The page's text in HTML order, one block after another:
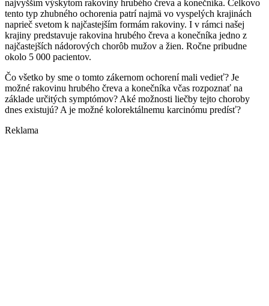
najvyšším výskytom rakoviny hrubého čreva a konečníka. Celkovo
tento typ zhubného ochorenia patrí najmä vo vyspelých krajinách
naprieč svetom k najčastejším formám rakoviny. I v rámci našej
krajiny predstavuje rakovina hrubého čreva a konečníka jedno z
najčastejších nádorových chorôb mužov a žien. Ročne pribudne
okolo 5 000 pacientov.
Čo všetko by sme o tomto zákernom ochorení mali vedieť? Je
možné rakovinu hrubého čreva a konečníka včas rozpoznať na
základe určitých symptómov? Aké možnosti liečby tejto choroby
dnes existujú? A je možné kolorektálnemu karcinómu predísť?
Reklama